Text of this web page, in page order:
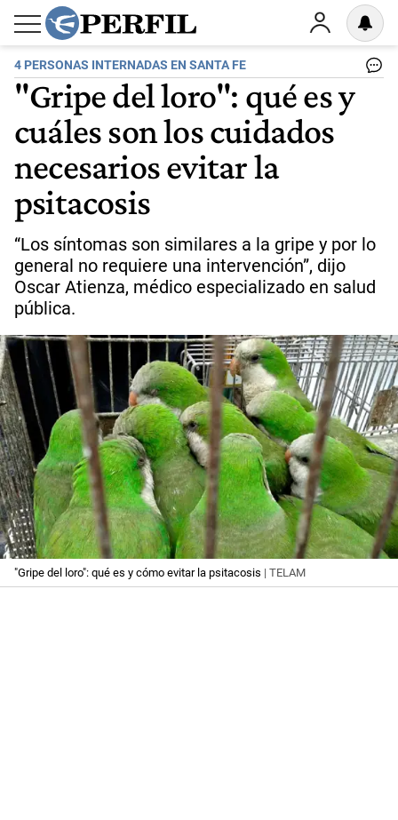
4 PERSONAS INTERNADAS EN SANTA FE
"Gripe del loro": qué es y
cuáles son los cuidados
necesarios evitar la
psitacosis
“Los síntomas son similares a la gripe y por lo
general no requiere una intervención”, dijo
Oscar Atienza, médico especializado en salud
pública.
"Gripe del loro": qué es y cómo evitar la psitacosis | TELAM